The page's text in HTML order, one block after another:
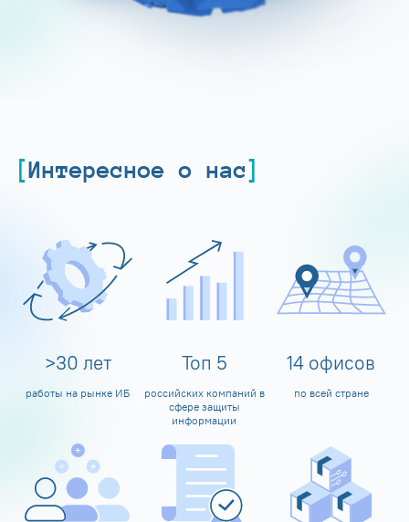
Интересное о нас
>30 лет
работы на рынке ИБ
Топ 5
российских компаний в
сфере защиты
информации
14 офисов
по всей стране